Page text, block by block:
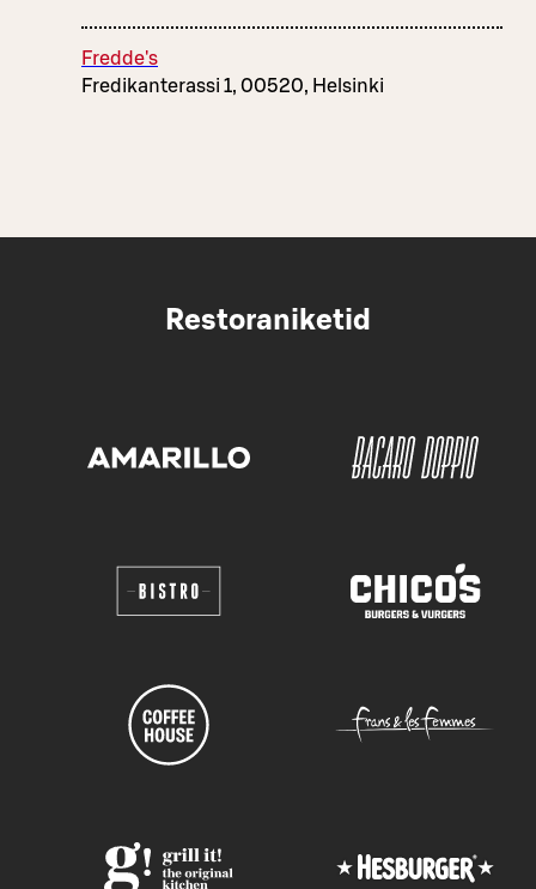
Fredde's
Fredikanterassi 1, 00520, Helsinki
Restoraniketid